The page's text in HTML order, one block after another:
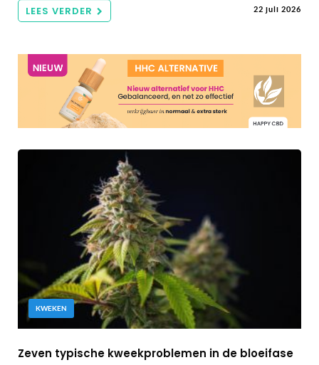
LEES VERDER 22 juli 2026
KWEKEN
Zeven typische kweekproblemen in de bloeifase